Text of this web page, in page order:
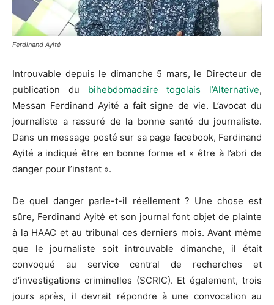
Ferdinand Ayité
Introuvable depuis le dimanche 5 mars, le Directeur de
publication du bihebdomadaire togolais l’Alternative,
Messan Ferdinand Ayité a fait signe de vie. L’avocat du
journaliste a rassuré de la bonne santé du journaliste.
Dans un message posté sur sa page facebook, Ferdinand
Ayité a indiqué être en bonne forme et « être à l’abri de
danger pour l’instant ».
De quel danger parle-t-il réellement ? Une chose est
sûre, Ferdinand Ayité et son journal font objet de plainte
à la HAAC et au tribunal ces derniers mois. Avant même
que le journaliste soit introuvable dimanche, il était
convoqué au service central de recherches et
d’investigations criminelles (SCRIC). Et également, trois
jours après, il devrait répondre à une convocation au